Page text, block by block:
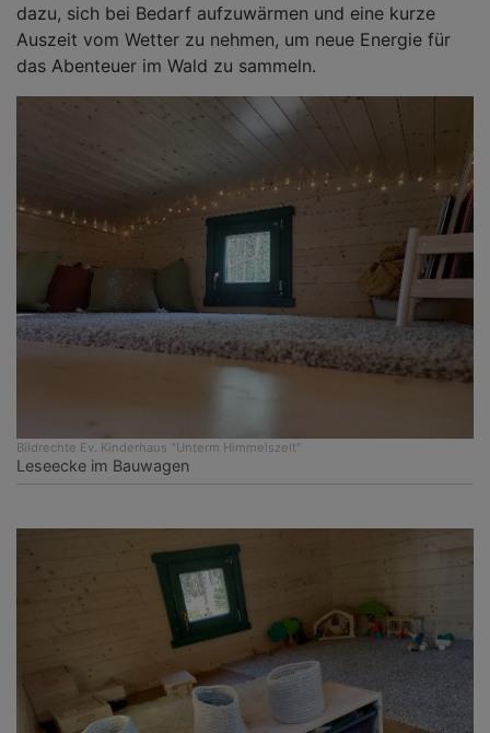
Bildrechte Ev. Kinderhaus "Unterm Himmelszelt"
Leseecke im Bauwagen
dazu, sich bei Bedarf aufzuwärmen und eine kurze
Auszeit vom Wetter zu nehmen, um neue Energie für
das Abenteuer im Wald zu sammeln.